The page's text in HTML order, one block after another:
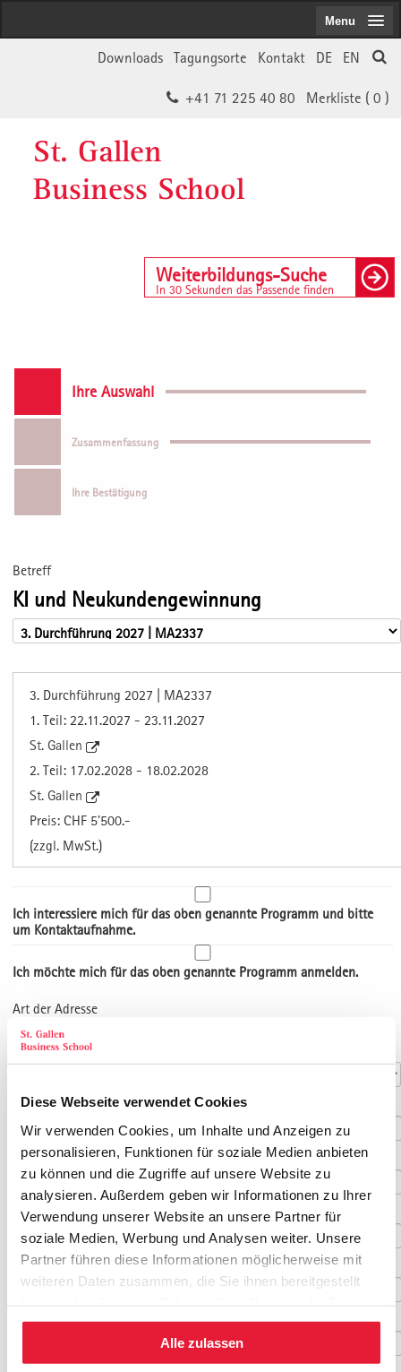
Diese Webseite verwendet Cookies
Wir verwenden Cookies, um Inhalte und Anzeigen zu
personalisieren, Funktionen für soziale Medien anbieten
zu können und die Zugriffe auf unsere Website zu
analysieren. Außerdem geben wir Informationen zu Ihrer
Verwendung unserer Website an unsere Partner für
soziale Medien, Werbung und Analysen weiter. Unsere
Partner führen diese Informationen möglicherweise mit
weiteren Daten zusammen, die Sie ihnen bereitgestellt
gesammelt haben.
Alle zulassen
EN
DE
Kontakt
Tagungsorte
Downloads
Merkliste ( 0 )
+41 71 225 40 80
St. Gallen
Business School
Weiterbildungs-Suche
In 30 Sekunden das Passende finden
Menu
Ihre Auswahl
Zusammenfassung
Ihre Bestätigung
Betreff
KI und Neukundengewinnung
3. Durchführung 2027 | MA2337
1. Teil: 22.11.2027 - 23.11.2027
St. Gallen
2. Teil: 17.02.2028 - 18.02.2028
St. Gallen
Preis: CHF 5'500.-
(zzgl. MwSt.)
Ich interessiere mich für das oben genannte Programm und bitte
um Kontaktaufnahme.
Ich möchte mich für das oben genannte Programm anmelden.
Art der Adresse
Kontaktdaten
Anrede*
Titel
Vorname*
Nachname*
Geburtsdatum
E-Mail*